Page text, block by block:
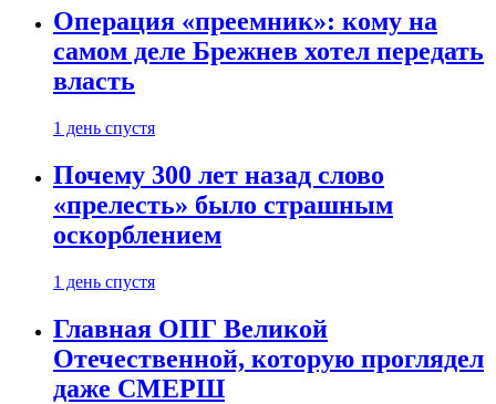
Операция «преемник»: кому на
самом деле Брежнев хотел передать
власть
1 день спустя
Почему 300 лет назад слово
«прелесть» было страшным
оскорблением
1 день спустя
Главная ОПГ Великой
Отечественной, которую проглядел
даже СМЕРШ